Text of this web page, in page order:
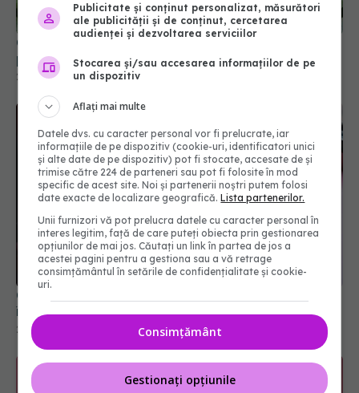
Centella asiatica (gotu kola): ce poate face
pentru piele și circulație și la ce să ai grijă
20 feb 2026, 16:21
Călătorești în această vară? Iată 22 de sfaturi de
îngrijire a pielii de la dermatologi
22 iun 2026, 20:00
Publicitate și conținut personalizat, măsurători
ale publicității și de conținut, cercetarea
audienței și dezvoltarea serviciilor
Stocarea și/sau accesarea informațiilor de pe
un dispozitiv
Aflați mai multe
Datele dvs. cu caracter personal vor fi prelucrate, iar
informațiile de pe dispozitiv (cookie-uri, identificatori unici
și alte date de pe dispozitiv) pot fi stocate, accesate de și
trimise către 224 de parteneri sau pot fi folosite în mod
specific de acest site. Noi și partenerii noștri putem folosi
date exacte de localizare geografică.Lista partenerilor.
Unii furnizori vă pot prelucra datele cu caracter personal în
interes legitim, față de care puteți obiecta prin gestionarea
opțiunilor de mai jos. Căutați un link în partea de jos a
acestei pagini pentru a gestiona sau a vă retrage
consimțământul în setările de confidențialitate și cookie-
uri.
Consimțământ
Gestionați opțiunile